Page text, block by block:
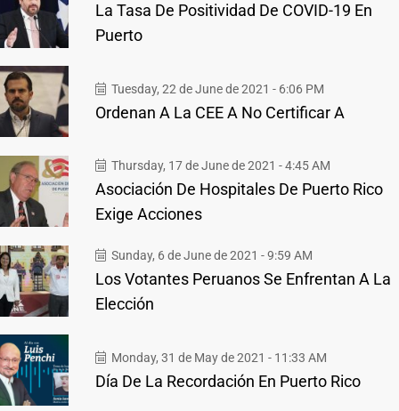
La Tasa De Positividad De COVID-19 En
Puerto
Tuesday, 22 de June de 2021 - 6:06 PM
Ordenan A La CEE A No Certificar A
Thursday, 17 de June de 2021 - 4:45 AM
Asociación De Hospitales De Puerto Rico
Exige Acciones
Sunday, 6 de June de 2021 - 9:59 AM
Los Votantes Peruanos Se Enfrentan A La
Elección
Monday, 31 de May de 2021 - 11:33 AM
Día De La Recordación En Puerto Rico